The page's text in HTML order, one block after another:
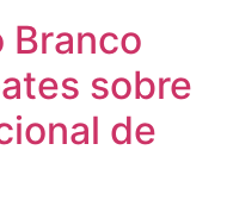
Branco
sobre
de